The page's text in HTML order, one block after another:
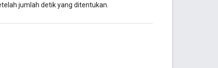
jumlah detik yang ditentukan.